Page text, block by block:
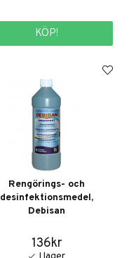
KÖP!
Rengörings- och
desinfektionsmedel,
Debisan
136kr